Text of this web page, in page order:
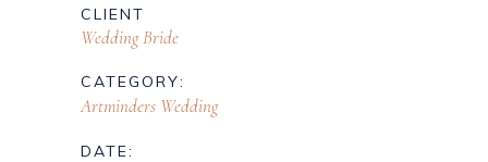
CLIENT
Wedding Bride
CATEGORY:
Artminders Wedding
DATE: